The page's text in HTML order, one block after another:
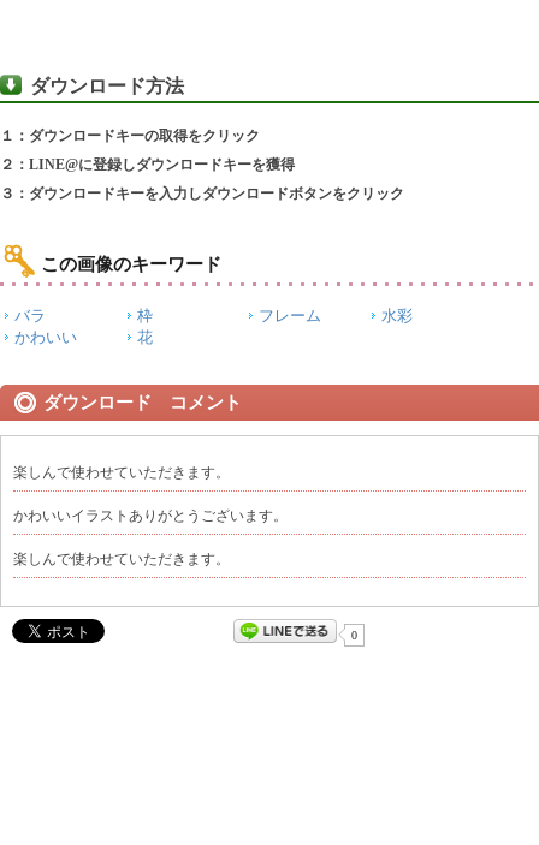
ダウンロード方法
１：ダウンロードキーの取得をクリック
２：LINE@に登録しダウンロードキーを獲得
３：ダウンロードキーを入力しダウンロードボタンをクリック
この画像のキーワード
バラ 枠 フレーム
水彩
かわいい
花
ダウンロード コメント
楽しんで使わせていただきます。
かわいいイラストありがとうございます。
楽しんで使わせていただきます。
0